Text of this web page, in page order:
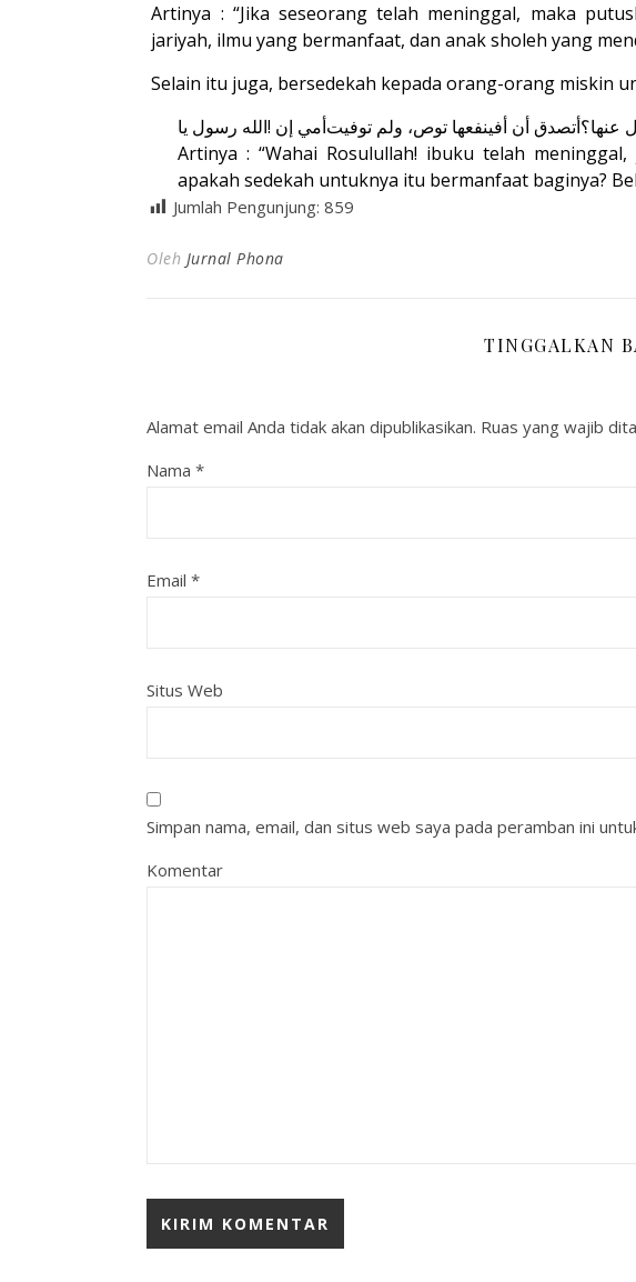
Artinya : “Jika seseorang telah meninggal, maka
jariyah, ilmu yang bermanfaat, dan anak sholeh yang
Selain itu juga, bersedekah kepada orang-orang miskin
يا رسول الله! إن أميتوفيت ولم توص، أفينفعها أنأتصدقعنها؟
Artinya : “Wahai Rosulullah! ibuku telah
apakah sedekah untuknya itu bermanfaat baginya?
Jumlah Pengunjung: 859
Oleh Jurnal Phona
TINGGALKAN
Alamat email Anda tidak akan dipublikasikan. Ruas yang wajib
Nama *
Email *
Situs Web
Simpan nama, email, dan situs web saya pada peramban ini
Komentar